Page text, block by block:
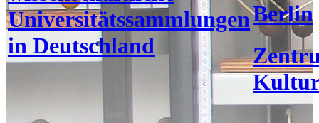
Universitätssammlungen
in Deutschland
Berlin